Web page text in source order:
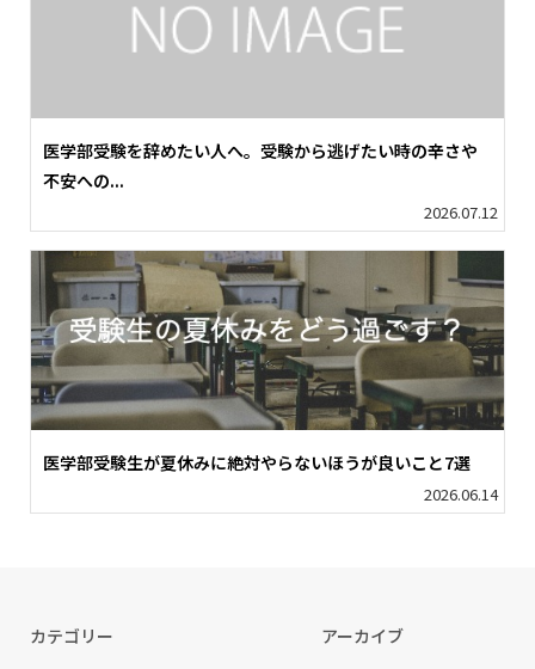
医学部受験を辞めたい人へ。受験から逃げたい時の辛さや
不安への...
2026.07.12
医学部受験生が夏休みに絶対やらないほうが良いこと7選
2026.06.14
カテゴリー アーカイブ